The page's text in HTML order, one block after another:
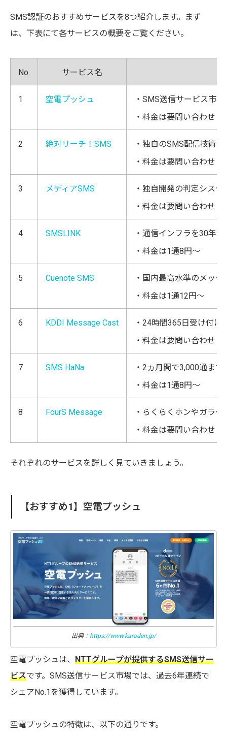
SMS認証のおすすめサービスを8つ紹介します。まず
は、下表にて各サービスの概要をご覧ください。
No. サービス名
1 空電プッシュ
・SMS送信サービス市
・料金は要問い合わせ
2 絶対リーチ！SMS
・独自のSMS配信技術
・料金は要問い合わせ
3 メディアSMS
・独自開発の判定シス
・料金は要問い合わせ
4 SMSLINK
・通信インフラを30年
・料金は1通8円～
5 Cuenote SMS
・国内最高水準のメッ
・料金は1通12円～
6 KDDI Message Cast
・24時間365日受け付け
・料金は要問い合わせ
7 SMS HaNa
・2ヵ月間で3,000通ま
・料金は1通8円～
8 FourS Message
・らくらくホンやガラ
・料金は要問い合わせ
それぞれのサービスを詳しく見ていきましょう。
【おすすめ1】空電プッシュ
出典： https://www.karaden.jp/
空電プッシュは、 NTTグループが提供するSMS送信サー
ビスです。SMS送信サービス市場では、過去6年連続で
シェアNo.1を獲得しています。
空電プッシュの特徴は、以下の通りです。